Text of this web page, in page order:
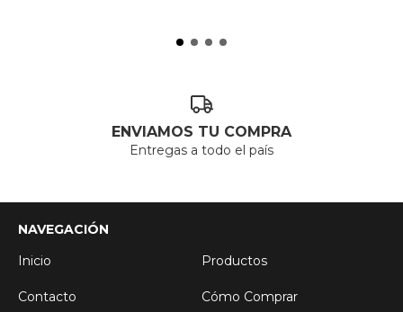
ENVIAMOS TU COMPRA
Entregas a todo el país
NAVEGACIÓN
Inicio
Productos
Contacto Cómo Comprar